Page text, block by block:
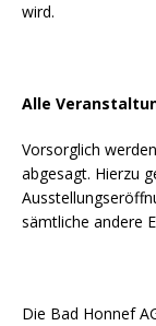
wird.
Alle
Vorsorglich
abgesagt. Hierzu
sämtliche andere
Die Bad Honnef